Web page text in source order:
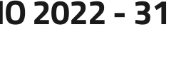
2022 - 31